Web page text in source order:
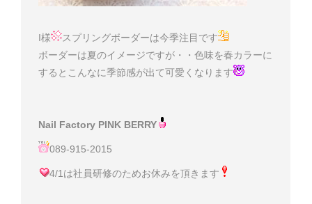
I様
スプリングボーダーは今季注目です
ボーダーは夏のイメージですが・・色味を春カラーに
するとこんなに季節感が出て可愛くなります
Nail Factory PINK BERRY
089-915-2015
4/1は社員研修のためお休みを頂きます